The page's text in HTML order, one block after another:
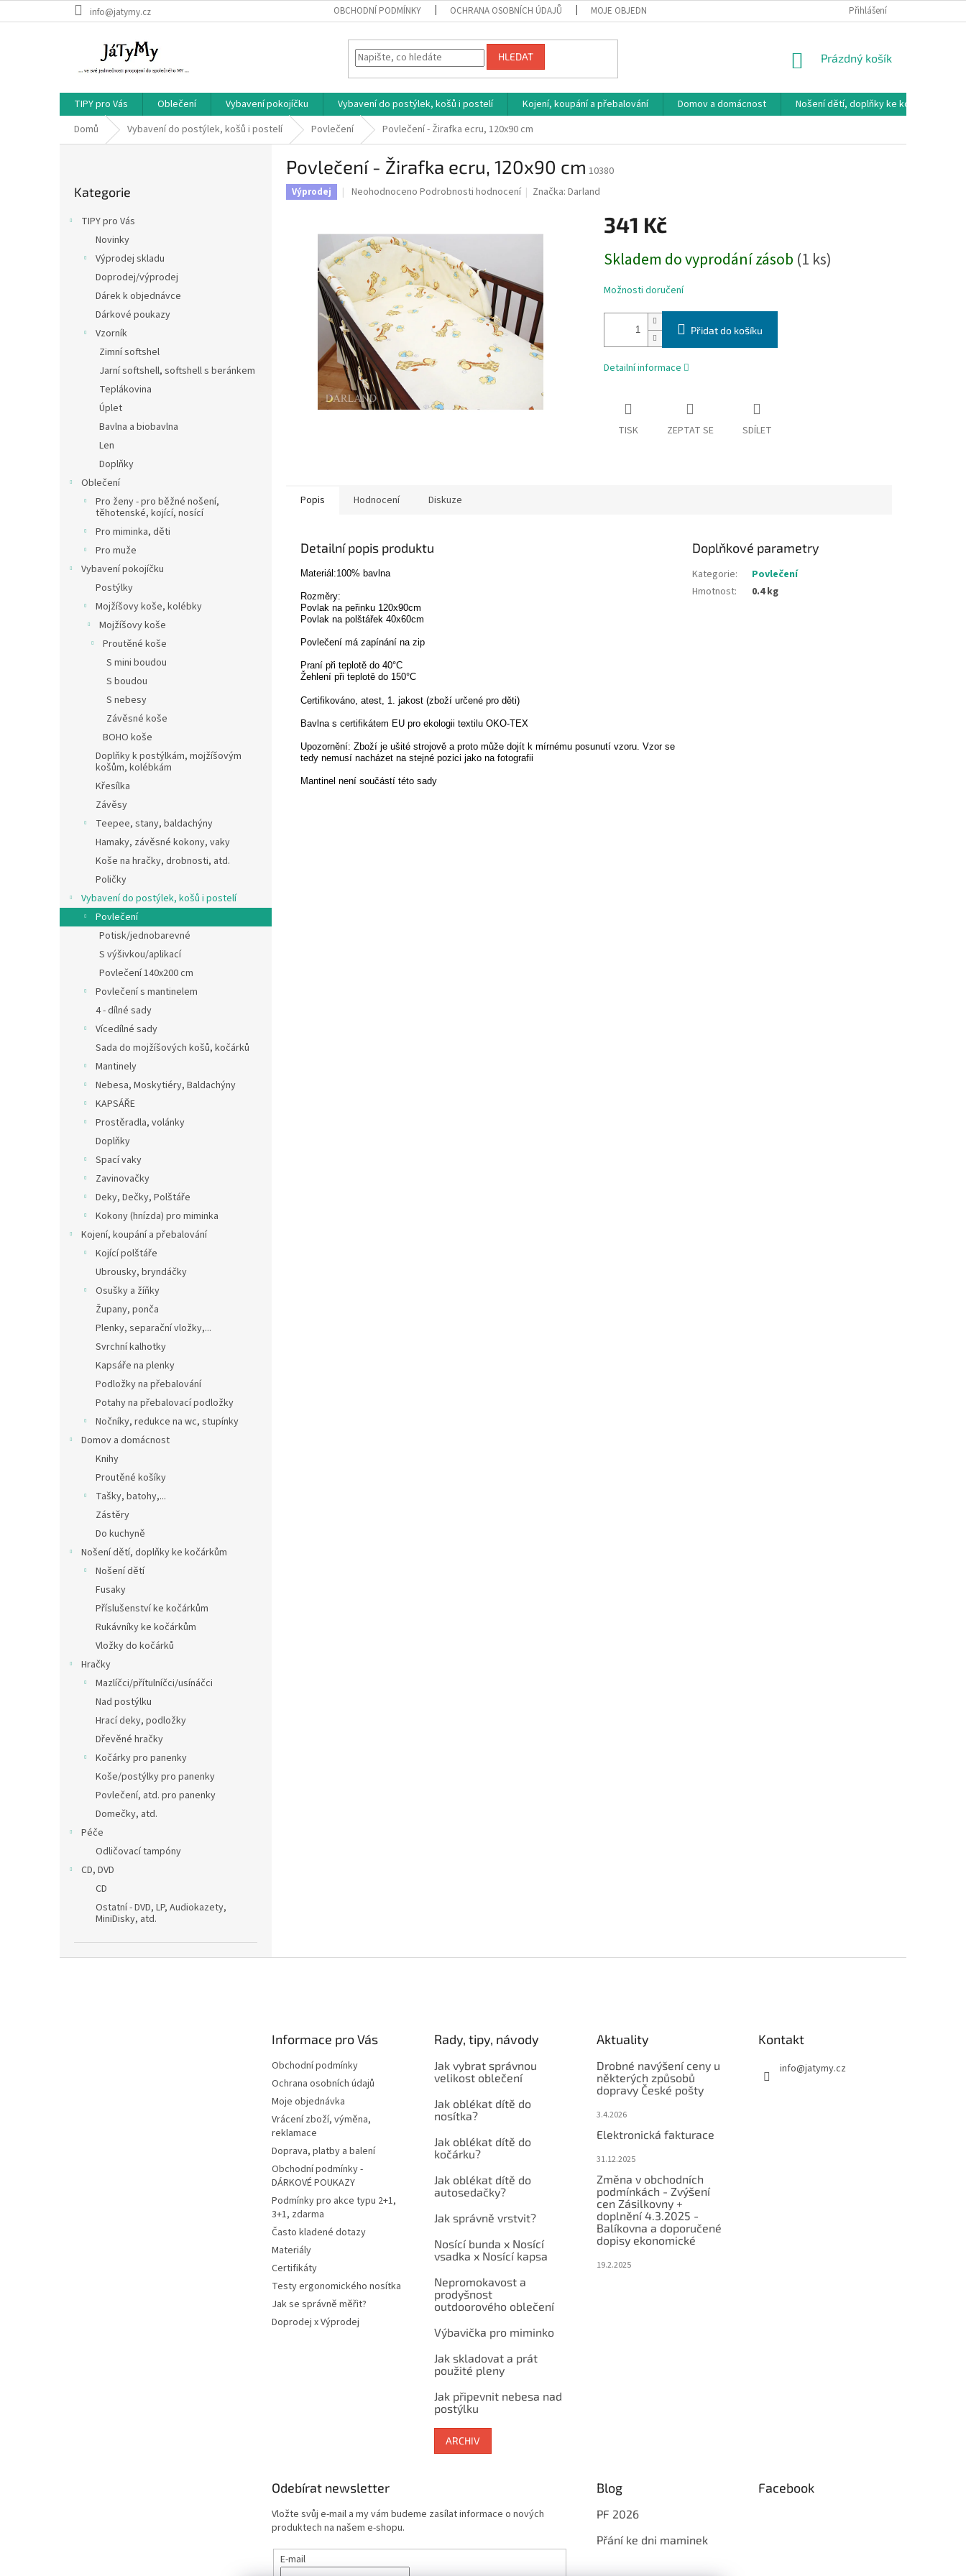
na
info@jatymy.cz OBCHODNÍ PODMÍNKY OCHRANA OSOBNÍCH ÚDAJŮ MOJE OBJEDNÁVKA DOPRAVA, PLATBY A
Přihlášení
HLEDAT
NÁKUPNÍ
Prázdný košík
TIPY pro Vás Oblečení Vybavení pokojíčku Vybavení do postýlek, košů i postelí Kojení, koupání a přebalování Domov a domácnost
Nošení dětí, doplňky ke kočárkům
Domů
Vybavení do postýlek, košů i postelí Povlečení Povlečení - Žirafka ecru, 120x90 cm
kategorie
Kategorie
TIPY pro Vás
Novinky
Výprodej skladu
Doprodej/výprodej
Dárek k objednávce
Dárkové poukazy
Vzorník
Zimní softshel
Jarní softshell, softshell s beránkem
Teplákovina
Úplet
Bavlna a biobavlna
Len
Doplňky
Oblečení
Pro ženy - pro běžné nošení,
těhotenské, kojící, nosící
Pro miminka, děti
Pro muže
Vybavení pokojíčku
Postýlky
Mojžíšovy koše, kolébky
Mojžíšovy koše
Proutěné koše
S mini boudou
S boudou
S nebesy
Závěsné koše
BOHO koše
Doplňky k postýlkám, mojžíšovým
košům, kolébkám
Křesílka
Závěsy
Teepee, stany, baldachýny
Hamaky, závěsné kokony, vaky
Koše na hračky, drobnosti, atd.
Poličky
Vybavení do postýlek, košů i postelí
Povlečení
Potisk/jednobarevné
S výšivkou/aplikací
Povlečení 140x200 cm
Povlečení s mantinelem
4 - dílné sady
Vícedílné sady
Sada do mojžíšových košů, kočárků
Mantinely
Nebesa, Moskytiéry, Baldachýny
KAPSÁŘE
Prostěradla, volánky
Doplňky
Spací vaky
Zavinovačky
Deky, Dečky, Polštáře
Kokony (hnízda) pro miminka
Kojení, koupání a přebalování
Kojící polštáře
Ubrousky, bryndáčky
Osušky a žíňky
Župany, ponča
Plenky, separační vložky,...
Svrchní kalhotky
Kapsáře na plenky
Podložky na přebalování
Potahy na přebalovací podložky
Nočníky, redukce na wc, stupínky
Domov a domácnost
Knihy
Proutěné košíky
Tašky, batohy,...
Zástěry
Do kuchyně
Nošení dětí, doplňky ke kočárkům
Nošení dětí
Fusaky
Příslušenství ke kočárkům
Rukávníky ke kočárkům
Vložky do kočárků
Hračky
Mazlíčci/přítulníčci/usínáčci
Nad postýlku
Hrací deky, podložky
Dřevěné hračky
Kočárky pro panenky
Koše/postýlky pro panenky
Povlečení, atd. pro panenky
Domečky, atd.
Péče
Odličovací tampóny
CD, DVD
CD
Ostatní - DVD, LP, Audiokazety,
MiniDisky, atd.
Povlečení - Žirafka ecru, 120x90 cm 10380
Výprodej
Průměrné
je
0,0
hvězdiček.
Neohodnoceno Podrobnosti hodnocení Značka:Darland
341 Kč
cena:
Skladem do vyprodání zásob (1 ks)
Možnosti doručení
Přidat do košíku
Detailní informace
TISK ZEPTAT SE SDÍLET
Popis Hodnocení Diskuze
Detailní popis produktu
Materiál:100% bavlna
Rozměry:
Povlak na peřinku 120x90cm
Povlak na polštářek 40x60cm
Povlečení má zapínání na zip
Praní při teplotě do 40°C
Žehlení při teplotě do 150°C
Certifikováno, atest, 1. jakost (zboží určené pro děti)
Bavlna s certifikátem EU pro ekologii textilu OKO-TEX
Upozornění: Zboží je ušité strojově a proto může dojít k mírnému posunutí vzoru. Vzor se
tedy nemusí nacházet na stejné pozici jako na fotografii
Mantinel není součástí této sady
Doplňkové parametry
Kategorie:
Povlečení
Hmotnost: 0.4 kg
Informace pro Vás
Obchodní podmínky
Ochrana osobních údajů
Moje objednávka
Vrácení zboží, výměna,
reklamace
Doprava, platby a balení
Obchodní podmínky -
DÁRKOVÉ POUKAZY
Podmínky pro akce typu 2+1,
3+1, zdarma
Často kladené dotazy
Materiály
Certifikáty
Testy ergonomického nosítka
Jak se správně měřit?
Doprodej x Výprodej
Rady, tipy, návody
Jak vybrat správnou
velikost oblečení
Jak oblékat dítě do
nosítka?
Jak oblékat dítě do
kočárku?
Jak oblékat dítě do
autosedačky?
Jak správně vrstvit?
Nosící bunda x Nosící
vsadka x Nosící kapsa
Nepromokavost a
prodyšnost
outdoorového oblečení
Výbavička pro miminko
Jak skladovat a prát
použité pleny
Jak připevnit nebesa nad
postýlku
ARCHIV
Aktuality
Drobné navýšení ceny u
některých způsobů
dopravy České pošty
3.4.2026
Elektronická fakturace
31.12.2025
Změna v obchodních
podmínkách - Zvýšení
cen Zásilkovny +
doplnění 4.3.2025 -
Balíkovna a doporučené
dopisy ekonomické
19.2.2025
Kontakt
info@jatymy.cz
Odebírat newsletter
Vložte svůj e-mail a my vám budeme zasílat informace o nových
produktech na našem e-shopu.
E-mail
Blog
PF 2026
Přání ke dni maminek
Facebook